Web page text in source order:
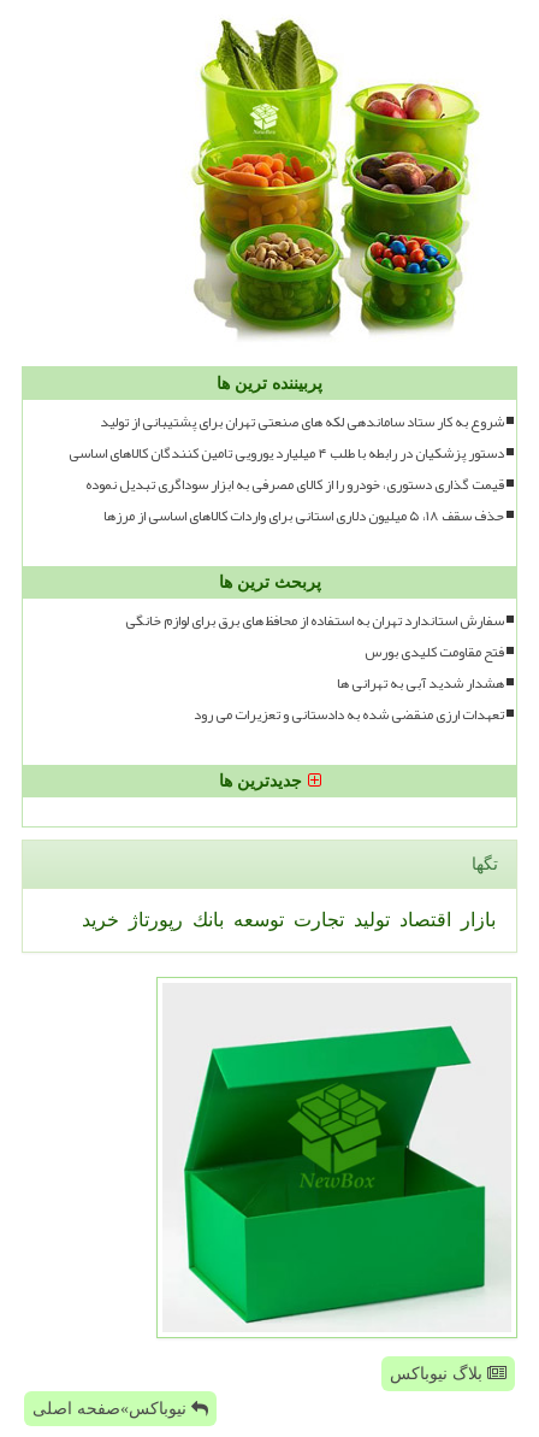
پربیننده ترین ها
شروع به کار ستاد ساماندهی لکه های صنعتی تهران برای پشتیبانی از تولید
دستور پزشکیان در رابطه با طلب ۴ میلیارد یورویی تامین کنندگان کالاهای اساسی
قیمت گذاری دستوری، خودرو را از کالای مصرفی به ابزار سوداگری تبدیل نموده
حذف سقف ۱۸، ۵ میلیون دلاری استانی برای واردات کالاهای اساسی از مرزها
پربحث ترین ها
سفارش استاندارد تهران به استفاده از محافظ های برق برای لوازم خانگی
فتح مقاومت کلیدی بورس
هشدار شدید آبی به تهرانی ها
تعهدات ارزی منقضی شده به دادستانی و تعزیرات می رود
جدیدترین ها
تگها
بازار اقتصاد تولید تجارت توسعه بانك رپورتاژ خرید
بلاگ نیوباکس
نیوباکس»صفحه اصلی